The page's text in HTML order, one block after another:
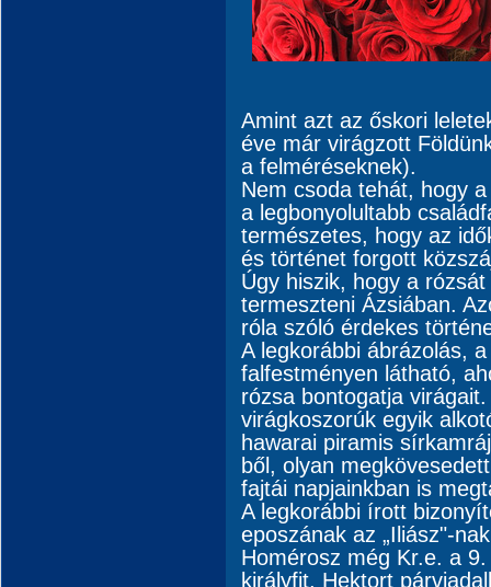
Amint azt az őskori
éve már virágzott
a felméréseknek).
Nem csoda tehát, hogy
a legbonyolultabb
természetes, hogy az
és történet forgott
Úgy hiszik, hogy a
termeszteni Ázsiában.
róla szóló érdekes
A legkorábbi ábrázolás,
falfestményen látható,
rózsa bontogatja
virágkoszorúk egyik
hawarai piramis
ből, olyan
fajtái napjainkban is
A legkorábbi írott
eposzának az „Iliász"-
Homérosz még Kr.e. a
királyfit, Hektort